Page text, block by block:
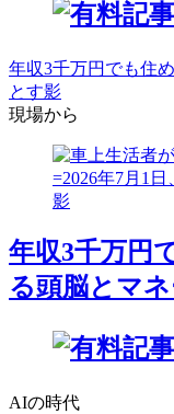
年収3千万円でも住
とす影
現場から
年収3千万円
る頭脳とマ
AIの時代